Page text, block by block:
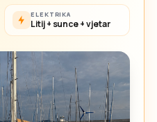
ELEKTRIKA
Litij + sunce + vjetar